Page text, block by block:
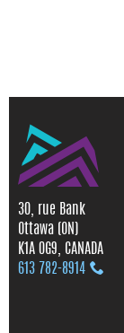
30, rue Bank
Ottawa (ON)
K1A 0G9, CANADA
613 782‑8914